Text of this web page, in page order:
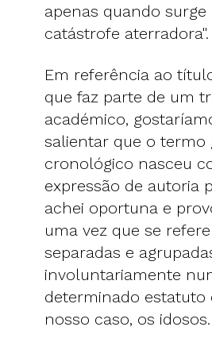
apenas quando surge
catástrofe aterradora".
Em referência ao
que faz parte de um
académico,
salientar que o termo
cronológico nasceu
expressão de autoria
achei oportuna e
uma vez que se
separadas e
involuntariamente
determinado estatuto
nosso caso, os idosos.